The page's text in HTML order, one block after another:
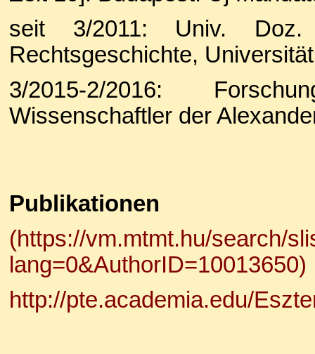
seit 3/2011: Univ.
Rechtsgeschichte,
3/2015-2/2016:
Wissenschaftler der
Publikationen
(https://vm.mtmt.hu/search/
lang=0&AuthorID=10013650)
http://pte.academia.edu/